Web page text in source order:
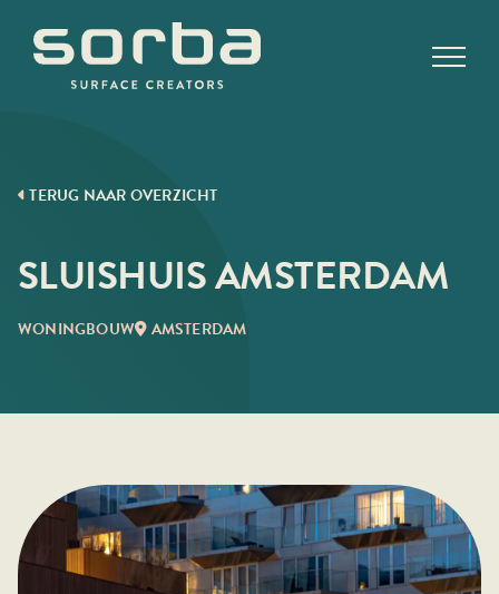
naar
inhoud
TERUG NAAR OVERZICHT
SLUISHUIS AMSTERDAM
WONINGBOUW AMSTERDAM